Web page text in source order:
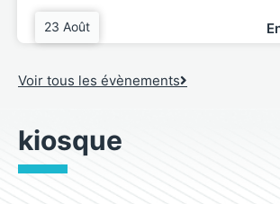
23 Août
Voir tous les évènements
kiosque